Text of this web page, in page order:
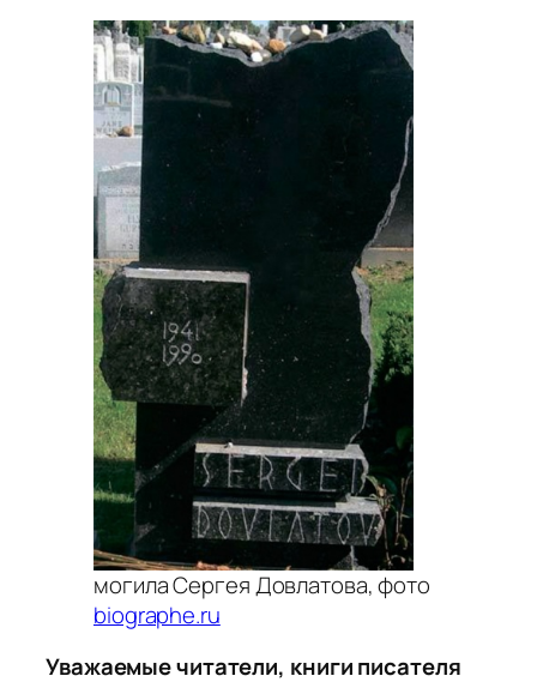
могила Сергея Довлатова, фото
biographe.ru
Уважаемые читатели, книги писателя